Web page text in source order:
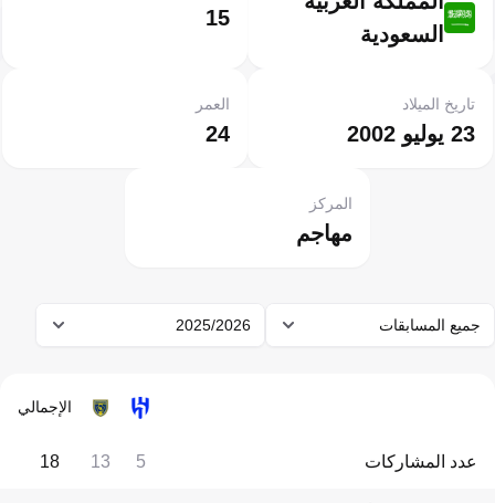
السعودية
15
23 يوليو 2002
تاريخ الميلاد
24
العمر
مهاجم
المركز
جميع المسابقات 2025/2026
الإجمالي
عدد المشاركات 5
13
18